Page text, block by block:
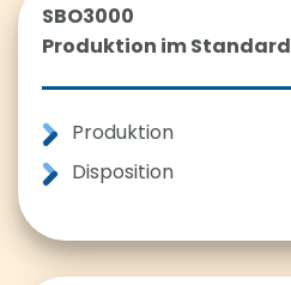
SBO3000
Produktion im Standard
Produktion
Disposition